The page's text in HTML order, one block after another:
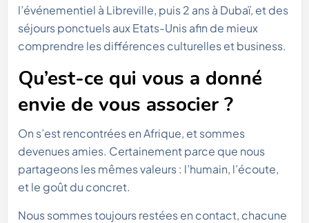
l’événementiel à Libreville, puis 2 ans à Dubaï, et des
séjours ponctuels aux Etats-Unis afin de mieux
comprendre les différences culturelles et business.
Qu’est-ce qui vous a donné
envie de vous associer ?
On s’est rencontrées en Afrique, et sommes
devenues amies. Certainement parce que nous
partageons les mêmes valeurs : l’humain, l’écoute,
et le goût du concret.
Nous sommes toujours restées en contact, chacune